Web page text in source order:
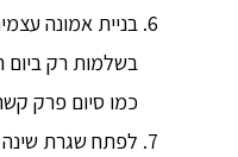
בניית אמונה
בשלמות רק ביום
כמו סיום פרק
לפתח שגרת שינה